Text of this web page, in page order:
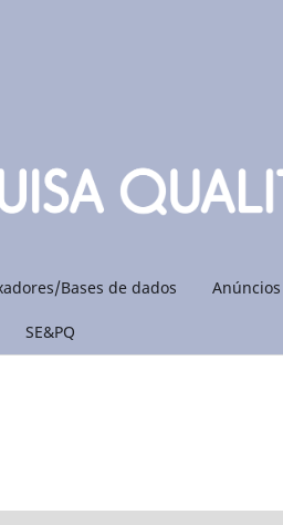
Bases de dados Anúncios
SE&PQ